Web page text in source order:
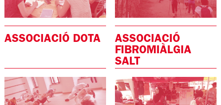
ASSOCIACIÓ DOTA
ASSOCIACIÓ
FIBROMIÀLGIA
SALT